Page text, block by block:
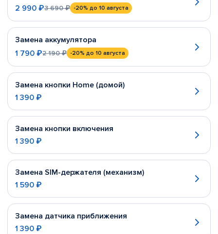
2 990 ₽3 690 ₽ -20% до 10 августа
Замена аккумулятора
1 790 ₽2 190 ₽ -20% до 10 августа
Замена кнопки Home (домой)
1 390 ₽
Замена кнопки включения
1 390 ₽
Замена SIM-держателя (механизм)
1 590 ₽
Замена датчика приближения
1 390 ₽